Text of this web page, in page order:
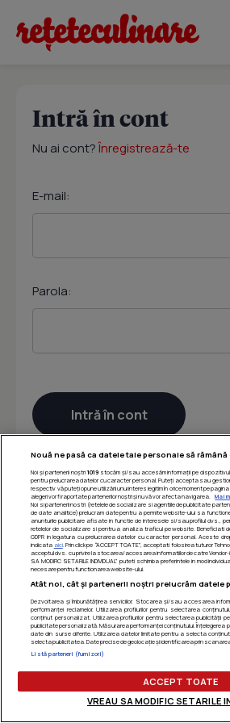
Intră în cont
Nu ai cont?Înregistrează-te
E-mail:
Parola:
Nouă ne pasă ca datele tale personale să
Noi și partenerii noștri 1019stocăm și/sau accesăm informații pe dispozitivul
pentru prelucrarea datelor cu caracter personal. Puteți accepta sau
respectiv vă puteți opune utilizării unui interes legitim în orice moment pe
alegeri vor fi raportate partenerilor noștri și nu vă vor afecta navigarea.
Mai
Noi si partenerii nostri (retelele de socializare si agentiile de publicitate
de date analitice) prelucram date pentru a permite website-ului sa
anunturile publicitare afisate in functie de interesele si/sau profilul dvs.,
retelelor de socializare si pentru a analiza traficul pe website. Beneficiati
GDPR in legatura cu prelucrarea datelor cu caracter personal. Aceste
indicata aici. Prin click pe “ACCEPT TOATE”, acceptati folosirea tuturor
acceptul dvs. cu privire la stocarea/accesarea informatiilor de catre Vendor-ii
SA MODIFIC SETARILE INDIVIDUAL” puteti schimba preferintele in mod
necesare pentru functionarea website-ului.
Atât noi, cât și partenerii noștri prelucrăm datele
Dezvoltarea și îmbunătățirea serviciilor. Stocarea și/sau accesarea
performanței reclamelor. Utilizarea profilurilor pentru selectarea
conținut personalizat. Utilizarea profilurilor pentru selectarea publicității
publicitate personalizată. Măsurarea performanței conținutului. Înțelegerea
date din surse diferite. Utilizarea datelor limitate pentru a selecta
selecta publicitatea. Date precise de geolocație și identificarea prin
Listă parteneri (furnizori)
ACCEPT TOATE
VREAU SA MODIFIC SETARILE